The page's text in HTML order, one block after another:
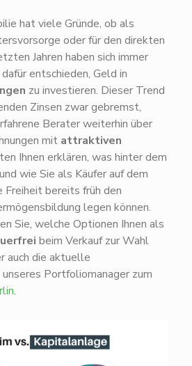
hat viele Gründe, ob als
oder für den direkten
Jahren haben sich immer
entschieden, Geld in
zu investieren. Dieser Trend
Zinsen zwar gebremst,
Berater weiterhin über
mit attraktiven
Ihnen erklären, was hinter dem
wie Sie als Käufer auf dem
bereits früh den
legen können.
Sie, welche Optionen Ihnen als
beim Verkauf zur Wahl
auch die aktuelle
unseres Portfoliomanager zum
.